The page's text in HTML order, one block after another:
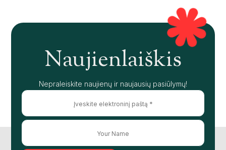
Naujienlaiškis
Nepraleiskite naujienų ir naujausių pasiūlymų!